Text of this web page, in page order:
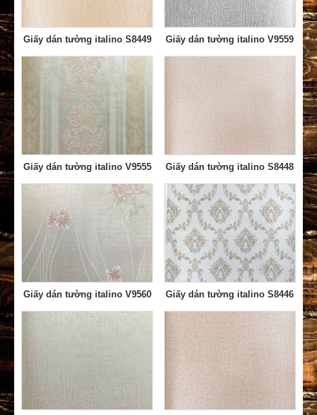
Giấy dán tường italino S8449 Giấy dán tường italino V9559
Giấy dán tường italino V9555 Giấy dán tường italino S8448
Giấy dán tường italino V9560 Giấy dán tường italino S8446